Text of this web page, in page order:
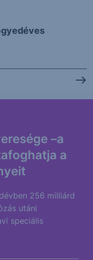
–a
a
256 milliárd
utáni
speciális